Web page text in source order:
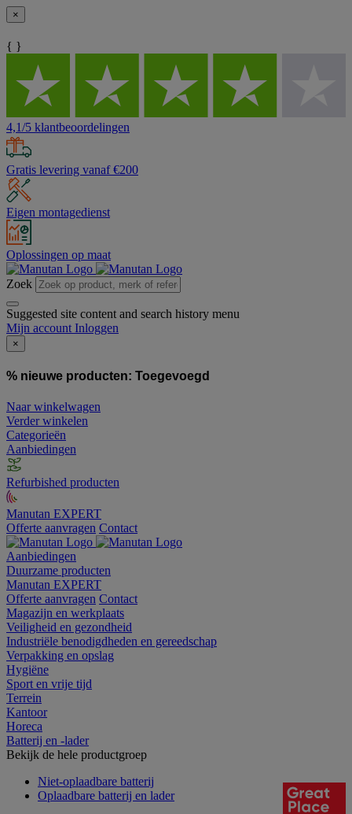
×
{ }
4,1/5 klantbeoordelingen
Gratis levering vanaf €200
Eigen montagedienst
Oplossingen op maat
Zoek
Suggested site content and search history menu
Mijn account Inloggen
×
% nieuwe producten: Toegevoegd
Naar winkelwagen
Verder winkelen
Categorieën
Aanbiedingen
Refurbished producten
Manutan EXPERT
Offerte aanvragen Contact
Aanbiedingen
Duurzame producten
Manutan EXPERT
Offerte aanvragen Contact
Magazijn en werkplaats
Veiligheid en gezondheid
Industriële benodigdheden en gereedschap
Verpakking en opslag
Hygiëne
Sport en vrije tijd
Terrein
Kantoor
Horeca
Batterij en -lader
Bekijk de hele productgroep
Niet-oplaadbare batterij
Oplaadbare batterij en lader